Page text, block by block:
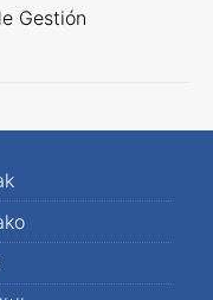
Gestión